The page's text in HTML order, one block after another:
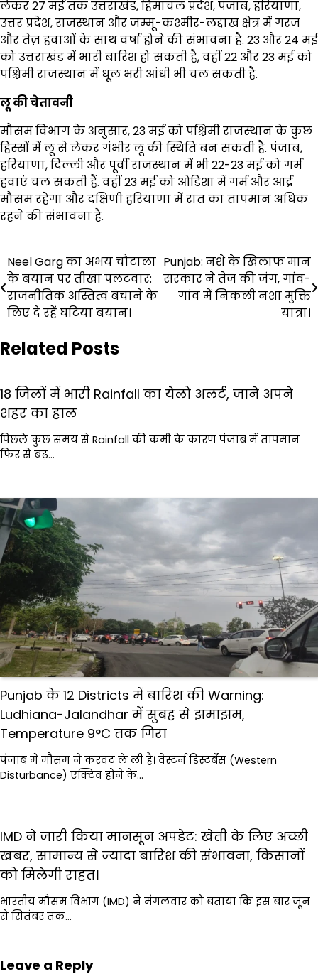
लेकर 27 मई तक उत्तराखंड, हिमाचल प्रदेश, पंजाब, हरियाणा,
उत्तर प्रदेश, राजस्थान और जम्मू-कश्मीर-लद्दाख क्षेत्र में गरज
और तेज़ हवाओं के साथ वर्षा होने की संभावना है. 23 और 24 मई
को उत्तराखंड में भारी बारिश हो सकती है, वहीं 22 और 23 मई को
पश्चिमी राजस्थान में धूल भरी आंधी भी चल सकती है.
लू की चेतावनी
मौसम विभाग के अनुसार, 23 मई को पश्चिमी राजस्थान के कुछ
हिस्सों में लू से लेकर गंभीर लू की स्थिति बन सकती है. पंजाब,
हरियाणा, दिल्ली और पूर्वी राजस्थान में भी 22-23 मई को गर्म
हवाएं चल सकती हैं. वहीं 23 मई को ओडिशा में गर्म और आर्द्र
मौसम रहेगा और दक्षिणी हरियाणा में रात का तापमान अधिक
रहने की संभावना है.
Post
navigation
Neel Garg का अभय चौटाला
के बयान पर तीखा पलटवार:
राजनीतिक अस्तित्व बचाने के
लिए दे रहें घटिया बयान।
Punjab: नशे के खिलाफ मान
सरकार ने तेज की जंग, गांव-
गांव में निकली नशा मुक्ति
यात्रा।
Related Posts
18 जिलों में भारी Rainfall का येलो अलर्ट, जाने अपने
शहर का हाल
पिछले कुछ समय से Rainfall की कमी के कारण पंजाब में तापमान
फिर से बढ़…
Punjab के 12 Districts में बारिश की Warning:
Ludhiana-Jalandhar में सुबह से झमाझम,
Temperature 9°C तक गिरा
पंजाब में मौसम ने करवट ले ली है। वेस्टर्न डिस्टर्बेंस (Western
Disturbance) एक्टिव होने के…
IMD ने जारी किया मानसून अपडेट: खेती के लिए अच्छी
खबर, सामान्य से ज्यादा बारिश की संभावना, किसानों
को मिलेगी राहत।
भारतीय मौसम विभाग (IMD) ने मंगलवार को बताया कि इस बार जून
से सितंबर तक…
Leave a Reply